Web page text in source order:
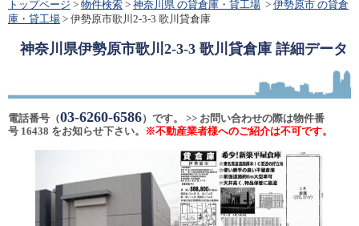
トップページ > 物件検索 > 神奈川県 の貸倉庫・貸工場 > 伊勢原市 の貸倉
庫・貸工場 > 伊勢原市歌川2-3-3 歌川貸倉庫
神奈川県伊勢原市歌川2-3-3 歌川貸倉庫 詳細データ
電話番号（03-6260-6586）です。 >> お問い合わせの際は物件番
号 16438 をお知らせ下さい。
※不動産業者様へのご紹介は不可です。